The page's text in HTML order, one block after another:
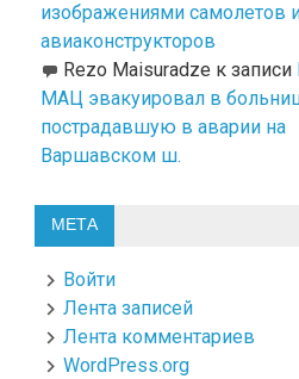
изображениями самолетов
авиаконструкторов
Rezo Maisuradze к записи
МАЦ эвакуировал в
пострадавшую в аварии на
Варшавском ш.
МЕТА
Войти
Лента записей
Лента комментариев
WordPress.org